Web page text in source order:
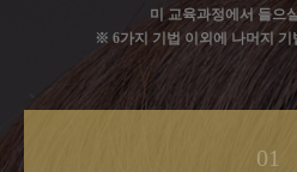
미 교육과정에서 들으
※ 6가지 기법 이외에 나머지 기
01